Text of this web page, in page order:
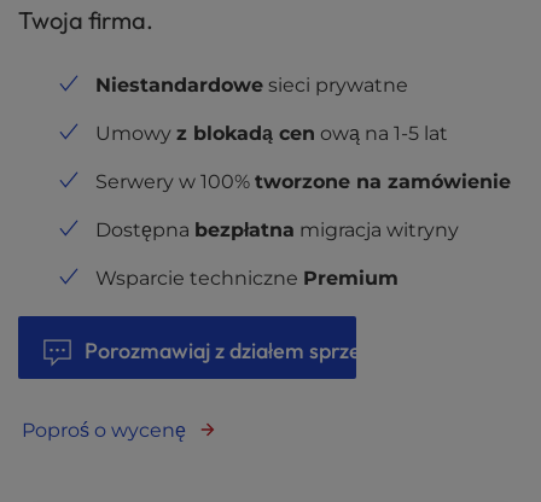
Twoja firma.
Niestandardowe sieci prywatne
Umowy z blokadą cen ową na 1-5 lat
Serwery w 100% tworzone na zamówienie
Dostępna bezpłatna migracja witryny
Wsparcie techniczne Premium
Porozmawiaj z działem sprzedaży
Poproś o wycenę